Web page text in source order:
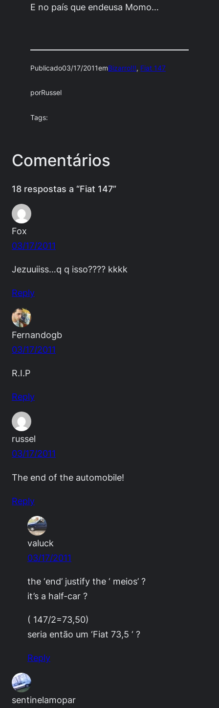
E no país que endeusa Momo…
Publicado03/17/2011emBizarro!!!, Fiat 147
porRussel
Tags:
Comentários
18 respostas a “Fiat 147”
Fox
03/17/2011
Jezuuiiss…q q isso???? kkkk
Reply
Fernandogb
03/17/2011
R.I.P
Reply
russel
03/17/2011
The end of the automobile!
Reply
valuck
03/17/2011
the ‘end’ justify the ‘ meios’ ?
it’s a half-car ?
( 147/2=73,50)
seria então um ‘Fiat 73,5 ‘ ?
Reply
sentinelamopar